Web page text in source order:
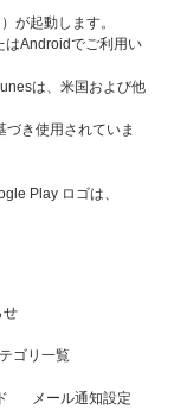
が起動します。
はAndroidでご利用い
は、米国および他
づき使用されていま
Play ロゴは、
せ
ゴリ一覧
メール通知設定